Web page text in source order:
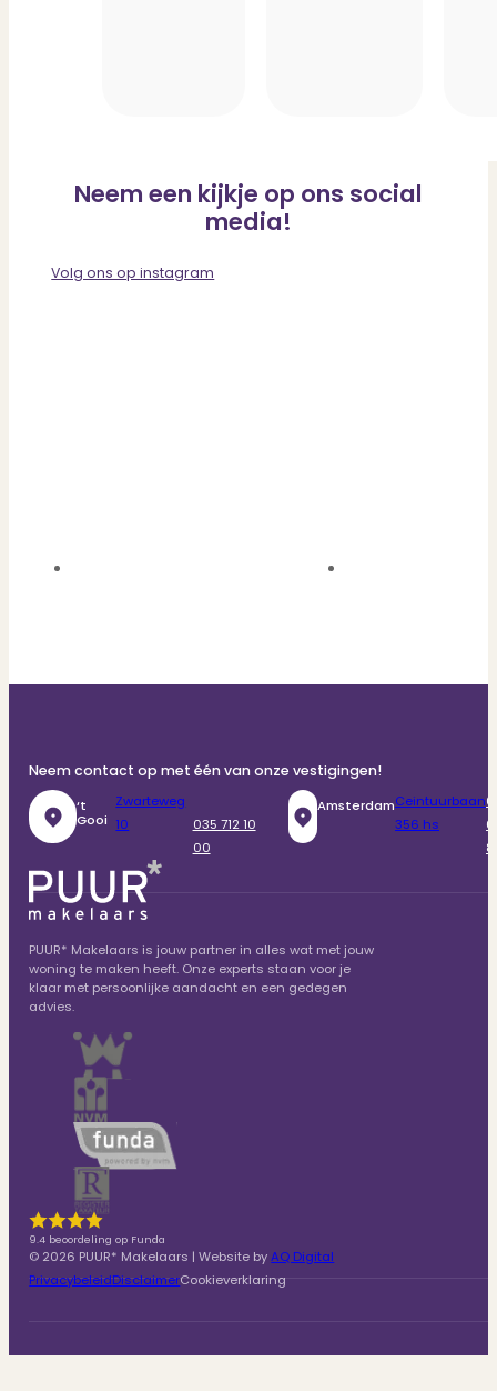
Neem een kijkje op ons social
media!
Volg ons op instagram
Neem contact op met één van onze vestigingen!
‘t
Gooi
Zwarteweg
10
035 712 10
00
AmsterdamCeintuurbaan
356 hs
PUUR* Makelaars is jouw partner in alles wat met jouw
woning te maken heeft. Onze experts staan voor je
klaar met persoonlijke aandacht en een gedegen
advies.
9.4 beoordeling op Funda
© 2026 PUUR* Makelaars | Website byAQ Digital
PrivacybeleidDisclaimerCookieverklaring